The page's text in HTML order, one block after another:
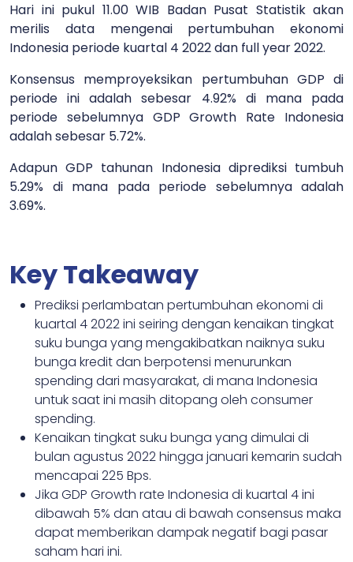
Hari ini pukul 11.00 WIB Badan Pusat Statistik akan
merilis data mengenai pertumbuhan ekonomi
Indonesia periode kuartal 4 2022 dan full year 2022.
Konsensus memproyeksikan pertumbuhan GDP di
periode ini adalah sebesar 4.92% di mana pada
periode sebelumnya GDP Growth Rate Indonesia
adalah sebesar 5.72%.
Adapun GDP tahunan Indonesia diprediksi tumbuh
5.29% di mana pada periode sebelumnya adalah
3.69%.
Key Takeaway
Prediksi perlambatan pertumbuhan ekonomi di
kuartal 4 2022 ini seiring dengan kenaikan tingkat
suku bunga yang mengakibatkan naiknya suku
bunga kredit dan berpotensi menurunkan
spending dari masyarakat, di mana Indonesia
untuk saat ini masih ditopang oleh consumer
spending.
Kenaikan tingkat suku bunga yang dimulai di
bulan agustus 2022 hingga januari kemarin sudah
mencapai 225 Bps.
Jika GDP Growth rate Indonesia di kuartal 4 ini
dibawah 5% dan atau di bawah consensus maka
dapat memberikan dampak negatif bagi pasar
saham hari ini.